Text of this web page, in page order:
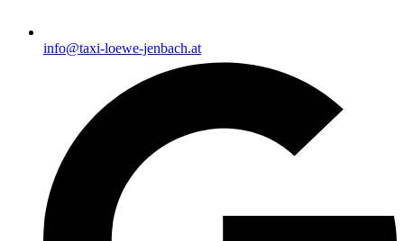
info@taxi-loewe-jenbach.at